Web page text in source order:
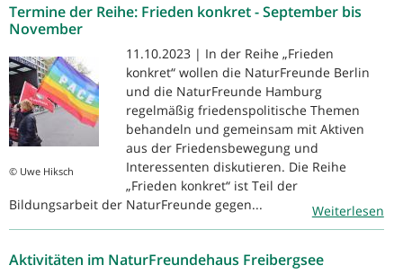
Termine der Reihe: Frieden konkret - September bis
November
© Uwe Hiksch
11.10.2023 | In der Reihe „Frieden
konkret“ wollen die NaturFreunde Berlin
und die NaturFreunde Hamburg
regelmäßig friedenspolitische Themen
behandeln und gemeinsam mit Aktiven
aus der Friedensbewegung und
Interessenten diskutieren. Die Reihe
„Frieden konkret“ ist Teil der
Bildungsarbeit der NaturFreunde gegen...
Weiterlesen
Aktivitäten im NaturFreundehaus Freibergsee